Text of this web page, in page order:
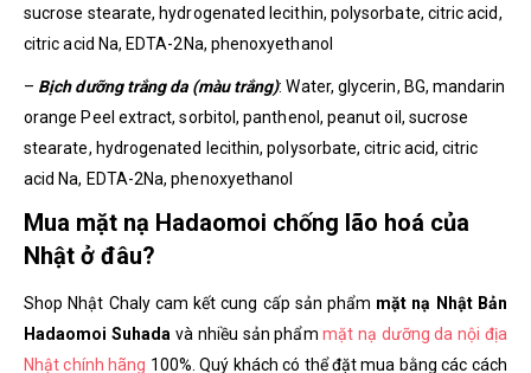
sucrose stearate, hydrogenated lecithin, polysorbate, citric acid,
citric acid Na, EDTA-2Na, phenoxyethanol
– Bịch dưỡng trắng da (màu trắng): Water, glycerin, BG, mandarin
orange Peel extract, sorbitol, panthenol, peanut oil, sucrose
stearate, hydrogenated lecithin, polysorbate, citric acid, citric
acid Na, EDTA-2Na, phenoxyethanol
Mua mặt nạ Hadaomoi chống lão hoá của
Nhật ở đâu?
Shop Nhật Chaly cam kết cung cấp sản phẩm mặt nạ Nhật Bản
Hadaomoi Suhadavà nhiều sản phẩmmặt nạ dưỡng da nội địa
Nhật chính hãng 100%. Quý khách có thể đặt mua bằng các cách